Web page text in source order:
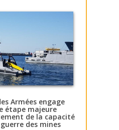
Armées engage
étape majeure
de la capacité
des mines